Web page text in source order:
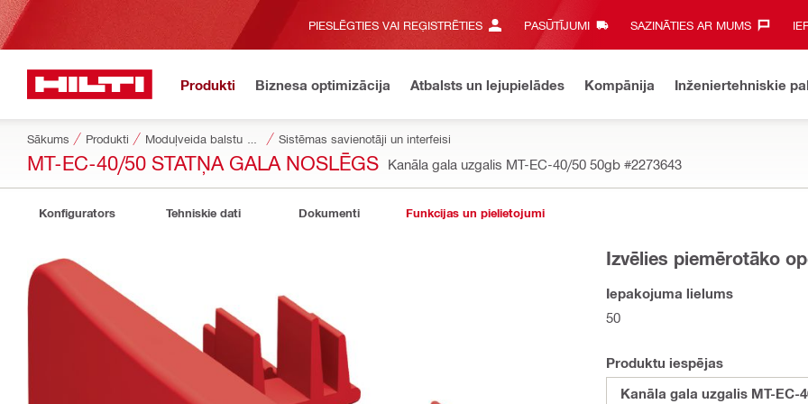
PIESLĒGTIES VAI REĢISTRĒTIES PASŪTĪJUMI SAZINĀTIES AR MUMS‎
Produkti Biznesa optimizācija Atbalsts un lejupielādes Kompānija Inženiertehniskie
Sākums Produkti Sistēmas savienotāji un interfeisi
MT-EC-40/50 STATŅA GALA NOSLĒGS Kanāla gala uzgalis MT-EC-40/50 50gb #2273643
Konfigurators Tehniskie dati Dokumenti Funkcijas un pielietojumi
Izvēlies piemērotāko
Iepakojuma lielums
50
Produktu iespējas
Kanāla gala uzgalis MT-EC-